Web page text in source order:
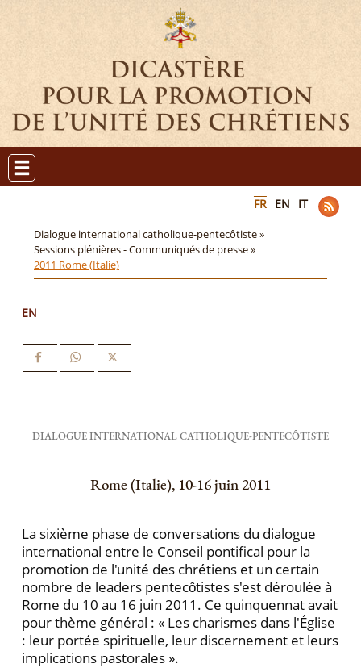
FR EN IT
Dialogue international catholique-pentecôtiste »
Sessions plénières - Communiqués de presse »
2011 Rome (Italie)
EN
DIALOGUE INTERNATIONAL CATHOLIQUE-PENTECȎTISTE
Rome (Italie), 10-16 juin 2011
La sixième phase de conversations du dialogue
international entre le Conseil pontifical pour la
promotion de l'unité des chrétiens et un certain
nombre de leaders pentecȏtistes s'est déroulée à
Rome du 10 au 16 juin 2011. Ce quinquennat avait
pour thème général : « Les charismes dans l'Église
: leur portée spirituelle, leur discernement et leurs
implications pastorales ».